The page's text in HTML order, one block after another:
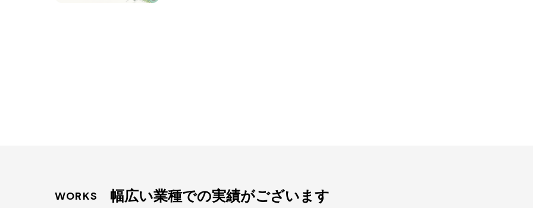
WORKS 幅広い業種での実績がございます